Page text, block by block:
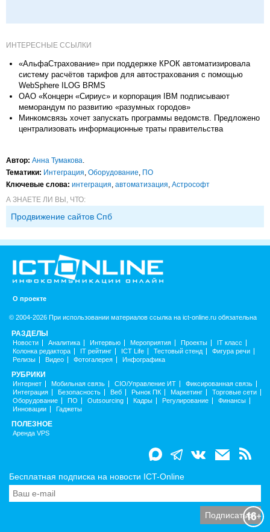
ИНТЕРЕСНЫЕ ССЫЛКИ
«АльфаСтрахование» при поддержке КРОК автоматизировала
систему расчётов тарифов для автострахования с помощью
WebSphere ILOG BRMS
ОАО «Концерн «Сириус» и корпорация IBM подписывают
меморандум по развитию «разумных городов»
Минкомсвязь хочет запускать программы ведомств. Предложено
централизовать информационные траты правительства
Автор: Анна Тумакова
Тематики: Интеграция Оборудование ПО
Ключевые слова: интеграция автоматизация Астрософт
А ЗНАЕТЕ ЛИ ВЫ, ЧТО:
Продвижение сайтов Спб
О проекте
© 2004-2026 При использовании материалов ссылка на ict-online.ru обязательна
РАЗДЕЛЫ
Новости Аналитика Интервью Мероприятия Проекты
IT класс
Колонка редактора
IT рейтинг ICT Life Тестовый стенд
Фигура речи
Релизы
Видео Фотогалерея Инфографика
РУБРИКИ
Интернет Мобильная связь CIO/Управление ИТ
Фиксированная связь
Интеграция
Безопасность Веб Рынок ПК Маркетинг
Торговые сети
Оборудование
ПО Outsourcing Кадры Регулирование
Финансы
Инновации
Гаджеты
ПОЛЕЗНОЕ
Аренда VPS
Бесплатная подписка на новости ICT-Online